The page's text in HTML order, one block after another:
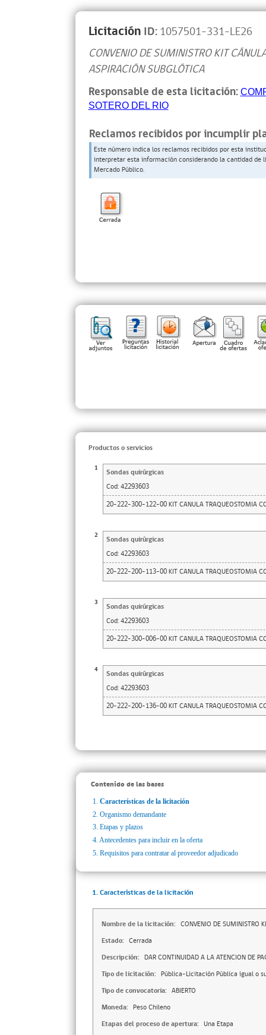
Licitación ID:1057501-331-LE26
CONVENIO DE SUMINISTRO KIT
ASPIRACIÓN SUBGLÓTICA
Responsable de esta licitación:
SOTERO DEL RIO
Reclamos recibidos por incumplir
Este número indica los reclamos recibidos por esta
interpretar esta información considerando la cantidad
Mercado Público.
Productos o servicios
1
Sondas quirúrgicas
Cod: 42293603
20-222-300-122-00 KIT CANULA TRAQUEOSTOMIA
2
Sondas quirúrgicas
Cod: 42293603
20-222-200-113-00 KIT CANULA TRAQUEOSTOMIA
3
Sondas quirúrgicas
Cod: 42293603
20-222-300-006-00 KIT CANULA TRAQUEOSTOMIA
4
Sondas quirúrgicas
Cod: 42293603
20-222-200-136-00 KIT CANULA TRAQUEOSTOMIA
Contenido de las bases
1. Características de la licitación
2. Organismo demandante
3. Etapas y plazos
4. Antecedentes para incluir en la oferta
5. Requisitos para contratar al proveedor adjudicado
1. Características de la licitación
Nombre de la licitación: CONVENIO DE SUMINISTRO
Estado: Cerrada
Descripción: DAR CONTINUIDAD A LA ATENCION DE
Tipo de licitación: Pública-Licitación Pública igual o
Tipo de convocatoria: ABIERTO
Moneda: Peso Chileno
Etapas del proceso de apertura: Una Etapa